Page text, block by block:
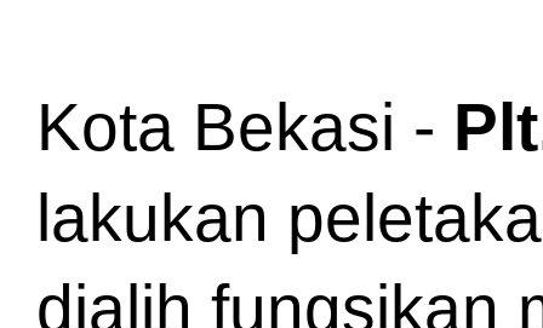
Kota Bekasi -
lakukan
dialih fungsikan